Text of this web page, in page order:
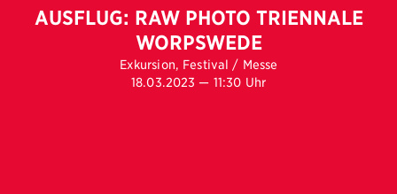
AUSFLUG: RAW PHOTO TRIENNALE
WORPSWEDE
Exkursion, Festival / Messe
18.03.2023 — 11:30 Uhr